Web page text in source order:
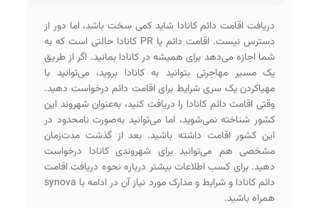
دریافت اقامت دائم کانادا شاید کمی سخت باشد، اما دور از
دسترس نیست. اقامت دائم یا PR کانادا حالتی است که به
شما اجازه می‌دهد برای همیشه در کانادا بمانید. اگر از طریق
یک مسیر مهاجرتی بتوانید به کانادا بروید، می‌توانید با
مهیاکردن یک سری شرایط برای اقامت دائم درخواست دهید.
وقتی اقامت دائم کانادا را دریافت کنید، به‌عنوان شهروند این
کشور شناخته نمی‌شوید، اما می‌توانید به‌صورت نامحدود در
این کشور اقامت داشته باشید. بعد از گذشت مدت‌زمان
مشخصی هم می‌توانید برای شهروندی کانادا درخواست
دهید. برای کسب اطلاعات بیشتر درباره نحوه دریافت اقامت
دائم کانادا و شرایط و مدارک مورد نیاز آن در ادامه با synova
همراه باشید.